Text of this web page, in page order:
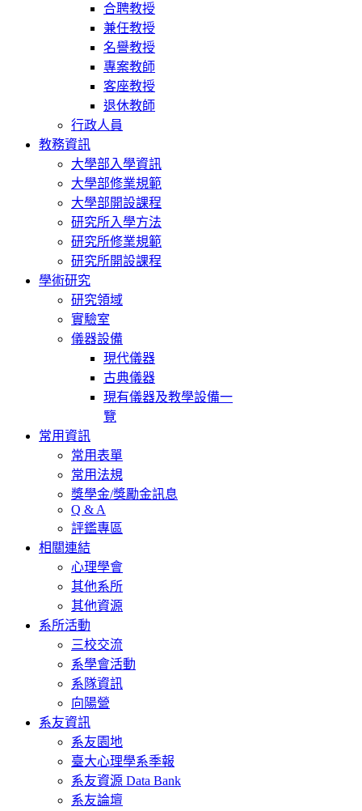
合聘教授
兼任教授
名譽教授
專案教師
客座教授
退休教師
行政人員
教務資訊
大學部入學資訊
大學部修業規範
大學部開設課程
研究所入學方法
研究所修業規範
研究所開設課程
學術研究
研究領域
實驗室
儀器設備
現代儀器
古典儀器
現有儀器及教學設備一
覽
常用資訊
常用表單
常用法規
獎學金/獎勵金訊息
Q & A
評鑑專區
相關連結
心理學會
其他系所
其他資源
系所活動
三校交流
系學會活動
系隊資訊
向陽營
系友資訊
系友園地
臺大心理學系季報
系友資源 Data Bank
系友論壇